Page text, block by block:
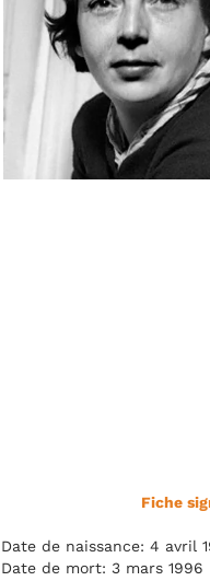
Fiche
Date de naissance: 4 avril
Date de mort: 3 mars 1996